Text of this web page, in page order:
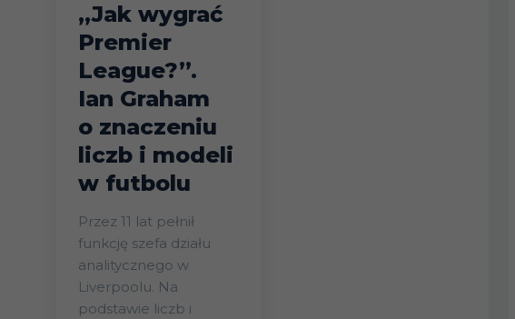
„Jak wygrać
Premier
League?”.
Ian Graham
o znaczeniu
liczb i modeli
w futbolu
Przez 11 lat pełnił
funkcję szefa działu
analitycznego w
Liverpoolu. Na
podstawie liczb i